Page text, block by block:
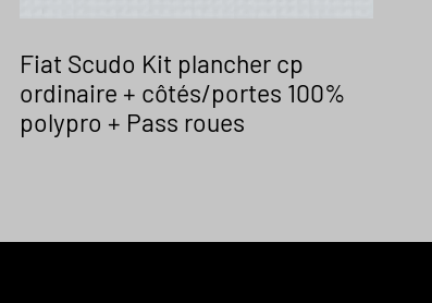
Fiat Scudo Kit plancher cp
ordinaire + côtés/portes 100%
polypro + Pass roues